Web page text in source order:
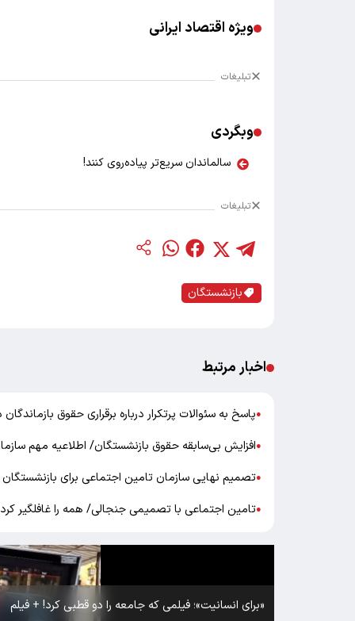
ویژه اقتصاد ایرانی
تبلیغات
وبگردی
سالماندان سریع‌تر پیاده‌روی کنند!
تبلیغات
بازنشستگان
اخبار مرتبط
●پاسخ به سئوالات پرتکرار درباره برقراری حقوق
●افزایش بی‌سابقه حقوق بازنشستگان/ اطلاعیه مهم
●تصمیم نهایی سازمان تامین اجتماعی برای
●تامین اجتماعی با تصمیمی جنجالی/ همه را غافلگیر
«برای انسانیت»؛ فیلمی که جامعه را دو قطبی کرد! + فیلم